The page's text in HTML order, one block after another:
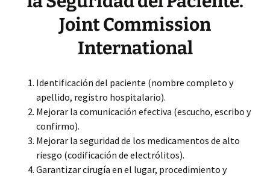
Joint Commission
International
Identificación del paciente (nombre completo y
apellido, registro hospitalario).
Mejorar la comunicación efectiva (escucho, escribo y
confirmo).
Mejorar la seguridad de los medicamentos de alto
riesgo (codificación de electrólitos).
Garantizar cirugía en el lugar, procedimiento y